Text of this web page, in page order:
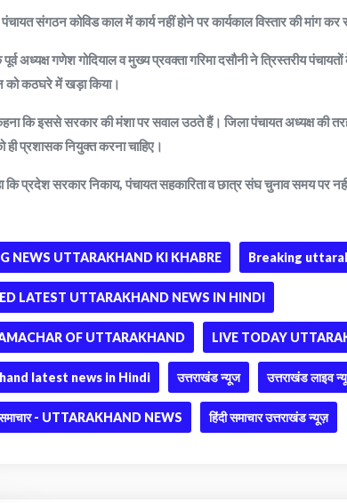
संगठन कोविड काल में कार्य नहीं होने पर कार्यकाल विस्तार की मांग कर
अध्यक्ष गणेश गोदियाल व मुख्य प्रवक्ता गरिमा दसौनी ने त्रिस्तरीय
को कठघरे में खड़ा किया।
कि इससे सरकार की मंशा पर सवाल उठते हैं। जिला पंचायत अध्यक्ष की
ही प्रशासक नियुक्त करना चाहिए।
प्रदेश सरकार निकाय, पंचायत सहकारिता व छात्र संघ चुनाव समय पर
NEWS UTTARAKHAND KI KHABRE Breaking
LATEST UTTARAKHAND NEWS IN HINDI
OF UTTARAKHAND LIVE TODAY
latest news in Hindi उत्तराखंड न्यूज उत्तराखंड लाइव
समाचार - UTTARAKHAND NEWS हिंदी समाचार उत्तराखंड न्यूज़